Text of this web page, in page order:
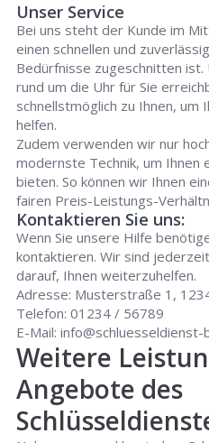
Unser Service
Bei uns steht der Kunde im
einen schnellen und
Bedürfnisse zugeschnitten
rund um die Uhr für Sie
schnellstmöglich zu Ihnen, um
helfen.
Zudem verwenden wir nur
modernste Technik, um Ihnen
bieten. So können wir Ihnen
fairen Preis-Leistungs-
Kontaktieren Sie uns:
Wenn Sie unsere Hilfe
kontaktieren. Wir sind
darauf, Ihnen weiterzuhelfen.
Adresse: Musterstraße 1,
Telefon: 01234 / 56789
E-Mail:info@schluesseldienst-
Weitere
Angebote des